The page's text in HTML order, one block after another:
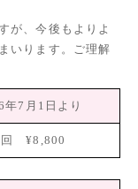
が、今後もよりよ
いります。ご理解
年7月1日より
回 ¥8,800